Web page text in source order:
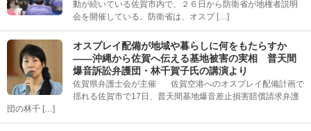
動が続いている佐賀市内で、２６日から防衛省が地権者説明
会を開催している。防衛省は、オスプ […]
オスプレイ配備が地域や暮らしに何をもたらすか
――沖縄から佐賀へ伝える基地被害の実相 普天間
爆音訴訟弁護団・林千賀子氏の講演より
佐賀県弁護士会が主催 佐賀空港へのオスプレイ配備計画で
揺れる佐賀市で17日、普天間基地爆音差止損害賠償請求弁護
団の林千 […]